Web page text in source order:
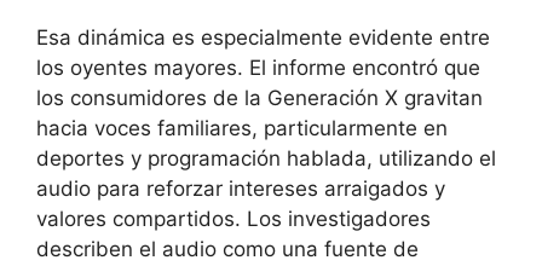
Esa dinámica es especialmente evidente entre
los oyentes mayores. El informe encontró que
los consumidores de la Generación X gravitan
hacia voces familiares, particularmente en
deportes y programación hablada, utilizando el
audio para reforzar intereses arraigados y
valores compartidos. Los investigadores
describen el audio como una fuente de